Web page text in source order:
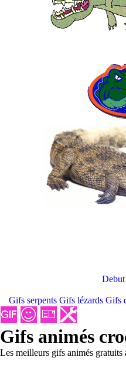
Debut
Gifs serpents Gifs lézards Gifs
Gifs animés
Les meilleurs gifs animés gratuits